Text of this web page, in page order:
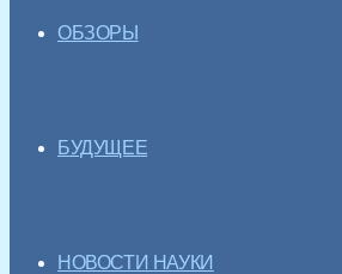
ОБЗОРЫ
БУДУЩЕЕ
НОВОСТИ НАУКИ